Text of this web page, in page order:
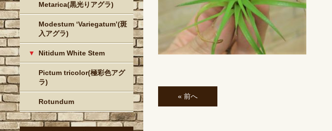
« 前へ
Metarica(黒光りアグラ)
Modestum ‘Variegatum’(斑
入アグラ)
Nitidum White Stem
Pictum tricolor(極彩色アグ
ラ)
Rotundum